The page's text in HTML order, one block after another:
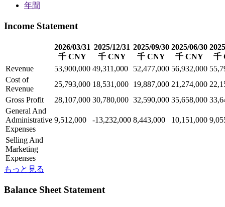
年間
Income Statement
2026/03/31
千 CNY
2025/12/31
千 CNY
2025/09/30
千 CNY
2025/06/30
千 CNY
千
Revenue
53,900,000 49,311,000 52,477,000 56,932,000
Cost of
Revenue
25,793,000 18,531,000 19,887,000 21,274,000
Gross Profit
28,107,000 30,780,000 32,590,000 35,658,000
General And
Administrative
Expenses
9,512,000 -13,232,000 8,443,000 10,151,000
Selling And
Marketing
Expenses
もっと見る
Balance Sheet Statement